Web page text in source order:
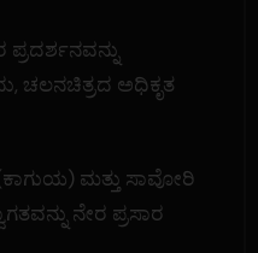
ಚಲನಚಿತ್ರದ ಅಧಿಕೃತ
ಮತ್ತು ಸಾವೋರಿ
ನೇರ ಪ್ರಸಾರ